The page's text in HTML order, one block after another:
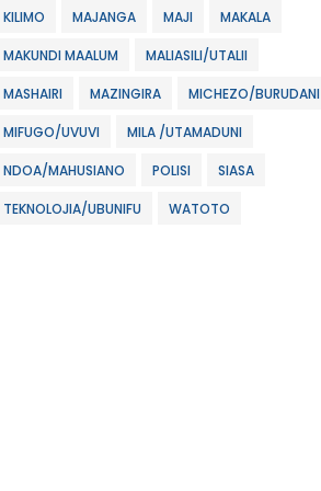
KILIMO MAJANGA MAJI MAKALA
MAKUNDI MAALUM MALIASILI/UTALII
MASHAIRI MAZINGIRA MICHEZO/BURUDANI
MIFUGO/UVUVI MILA /UTAMADUNI
NDOA/MAHUSIANO POLISI SIASA
TEKNOLOJIA/UBUNIFU WATOTO